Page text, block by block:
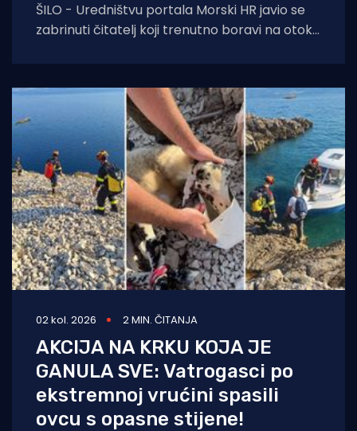
ŠILO - Uredništvu portala Morski HR javio se
zabrinuti čitatelj koji trenutno boravi na otoku
02 kol. 2026 2 MIN. ČITANJA
AKCIJA NA KRKU KOJA JE
GANULA SVE: Vatrogasci po
ekstremnoj vrućini spasili
ovcu s opasne stijene!